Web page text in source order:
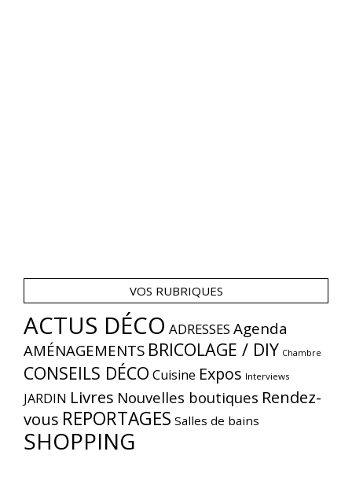
VOS RUBRIQUES
ACTUS DÉCO ADRESSES Agenda
AMÉNAGEMENTS BRICOLAGE / DIY Chambre
CONSEILS DÉCO Cuisine Expos Interviews
JARDIN Livres Nouvelles boutiques Rendez-
vous REPORTAGES Salles de bains
SHOPPING